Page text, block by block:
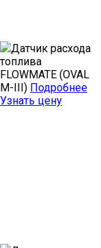
Датчик расхода
топлива
FLOWMATE (OVAL
M-III) Подробнее
Узнать цену